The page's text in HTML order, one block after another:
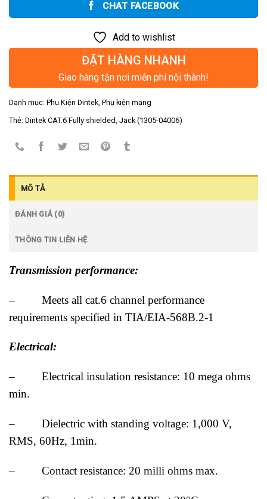
CHAT FACEBOOK
Add to wishlist
ĐẶT HÀNG NHANH
Giao hàng tận nơi miễn phí nội thành!
Danh mục: Phụ Kiện Dintek, Phụ kiện mạng
Thẻ: Dintek CAT.6 Fully shielded, Jack (1305-04006)
MÔ TẢ
ĐÁNH GIÁ (0)
THÔNG TIN LIÊN HỆ
Transmission performance:
– Meets all cat.6 channel performance
requirements specified in TIA/EIA-568B.2-1
Electrical:
– Electrical insulation resistance: 10 mega ohms
min.
– Dielectric with standing voltage: 1,000 V,
RMS, 60Hz, 1min.
– Contact resistance: 20 milli ohms max.